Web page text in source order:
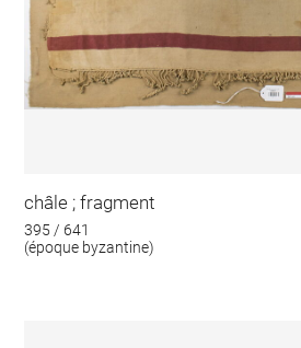
châle ; fragment
395 / 641
(époque byzantine)